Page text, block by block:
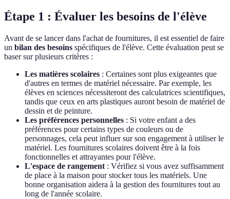
Étape 1 : Évaluer les besoins de l'élève
Avant de se lancer dans l'achat de fournitures, il est essentiel de faire
un bilan des besoins spécifiques de l'élève. Cette évaluation peut se
baser sur plusieurs critères :
Les matières scolaires : Certaines sont plus exigeantes que
d'autres en termes de matériel nécessaire. Par exemple, les
élèves en sciences nécessiteront des calculatrices scientifiques,
tandis que ceux en arts plastiques auront besoin de matériel de
dessin et de peinture.
Les préférences personnelles : Si votre enfant a des
préférences pour certains types de couleurs ou de
personnages, cela peut influer sur son engagement à utiliser le
matériel. Les fournitures scolaires doivent être à la fois
fonctionnelles et attrayantes pour l'élève.
L'espace de rangement : Vérifiez si vous avez suffisamment
de place à la maison pour stocker tous les matériels. Une
bonne organisation aidera à la gestion des fournitures tout au
long de l'année scolaire.